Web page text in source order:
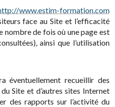
www.estim-formation.com
face au Site et l’efficacité
nombre de fois où une page est
ainsi que l’utilisation
éventuellement recueillir des
Site et d’autres sites Internet
des rapports sur l’activité du